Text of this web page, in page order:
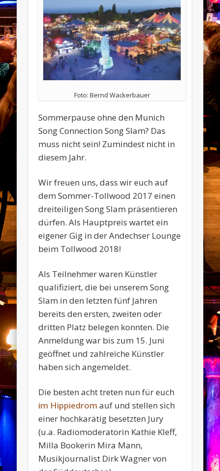
Foto: Bernd Wackerbauer
Sommerpause ohne den Munich
Song Connection Song Slam? Das
muss nicht sein! Zumindest nicht in
diesem Jahr.
Wir freuen uns, dass wir euch auf
dem Sommer-Tollwood 2017 einen
dreiteiligen Song Slam präsentieren
dürfen. Als Hauptpreis wartet ein
eigener Gig in der Andechser Lounge
beim Tollwood 2018!
Als Teilnehmer waren Künstler
qualifiziert, die bei unserem Song
Slam in den letzten fünf Jahren
bereits den ersten, zweiten oder
dritten Platz belegen konnten. Die
Anmeldung war bis zum 15. Juni
geöffnet und zahlreiche Künstler
haben sich angemeldet.
Die besten acht treten nun für euch
im Hippiedrom auf und stellen sich
einer hochkarätig besetzten Jury
(u.a. Radiomoderatorin Kathie Kleff,
Milla Bookerin Mira Mann,
Musikjournalist Dirk Wagner von